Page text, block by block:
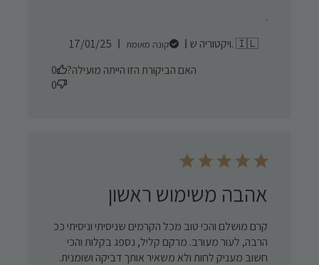
.
ויקטוריה ש. 🇮🇱
קונה מאומתPublished
17/01/25
האם הביקורת הזו הייתה מועילה?
0
0
אהבה משימוש ראשון
קרם מושלם והכי טוב מכל הקרמים שניסיתי וניסיתי ככ
הרבה, לעור מעורב. מרקם קליל, נספג בקלות והכי
חשוב מעניק לחות ולא משאיר אותך דביקה ושומנית.